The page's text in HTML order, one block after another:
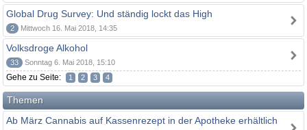
Global Drug Survey: Und ständig lockt das High
2 Mittwoch 16. Mai 2018, 14:35
Volksdroge Alkohol
33 Sonntag 6. Mai 2018, 15:10
Gehe zu Seite: 1 2 3 4
Themen
Ab März Cannabis auf Kassenrezept in der Apotheke erhältlich